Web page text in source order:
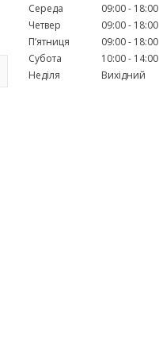
Середа
09:00
18:00
Четвер
09:00
18:00
Пʼятниця
09:00
18:00
Субота
10:00
14:00
Неділя
Вихідний